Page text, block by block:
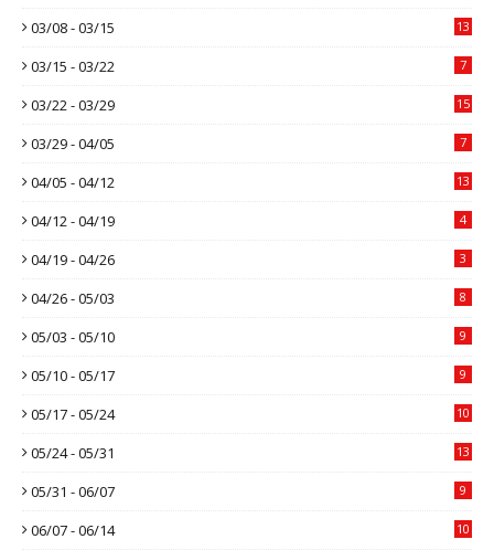
03/08 - 03/15 13
03/15 - 03/22 7
03/22 - 03/29 15
03/29 - 04/05 7
04/05 - 04/12 13
04/12 - 04/19 4
04/19 - 04/26 3
04/26 - 05/03 8
05/03 - 05/10 9
05/10 - 05/17 9
05/17 - 05/24 10
05/24 - 05/31 13
05/31 - 06/07 9
06/07 - 06/14 10